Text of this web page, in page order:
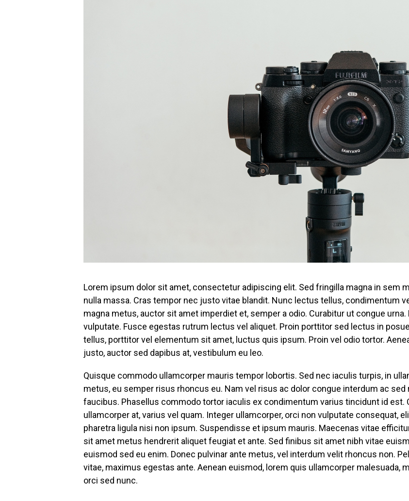
Lorem ipsum dolor sit amet, consectetur adipiscing elit. Sed fringilla magna in sem
nulla massa. Cras tempor nec justo vitae blandit. Nunc lectus tellus, condimentum
magna metus, auctor sit amet imperdiet et, semper a odio. Curabitur ut congue
vulputate. Fusce egestas rutrum lectus vel aliquet. Proin porttitor sed lectus in
tellus, porttitor vel elementum sit amet, luctus quis ipsum. Proin vel odio tortor.
justo, auctor sed dapibus at, vestibulum eu leo.
Quisque commodo ullamcorper mauris tempor lobortis. Sed nec iaculis turpis, in
metus, eu semper risus rhoncus eu. Nam vel risus ac dolor congue interdum ac
faucibus. Phasellus commodo tortor iaculis ex condimentum varius tincidunt id est.
ullamcorper at, varius vel quam. Integer ullamcorper, orci non vulputate consequat,
pharetra ligula nisi non ipsum. Suspendisse et ipsum mauris. Maecenas vitae
sit amet metus hendrerit aliquet feugiat et ante. Sed finibus sit amet nibh vitae
euismod sed eu enim. Donec pulvinar ante metus, vel interdum velit rhoncus non.
vitae, maximus egestas ante. Aenean euismod, lorem quis ullamcorper malesuada,
orci sed nunc.